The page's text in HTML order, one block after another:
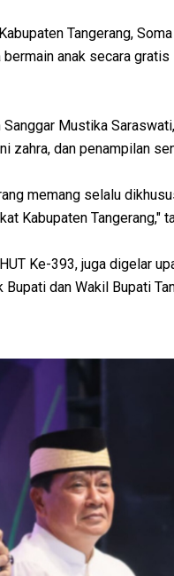
Tangerang,
anak secara
Mustika
zahra, dan penampilan
memang selalu
Kabupaten Tangerang,"
Ke-393, juga digelar
dan Wakil Bupati